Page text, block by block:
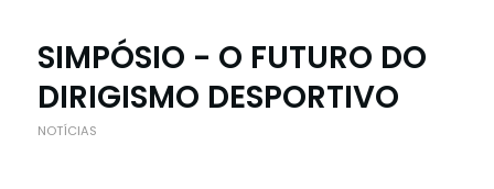
SIMPÓSIO - O FUTURO DO
DIRIGISMO DESPORTIVO
NOTÍCIAS